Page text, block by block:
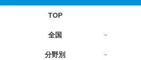
TOP
全国
分野別